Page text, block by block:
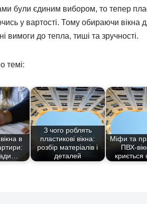
були єдиним вибором, то тепер
у вартості. Тому обираючи вікна
вимоги до тепла, тиші та зручності.
темі:
в
З чого роблять
пластикові вікна:
розбір матеріалів і
деталей
Міфи та
ПВХ-